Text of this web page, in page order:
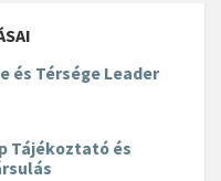
és Térsége Leader
Tájékoztató és